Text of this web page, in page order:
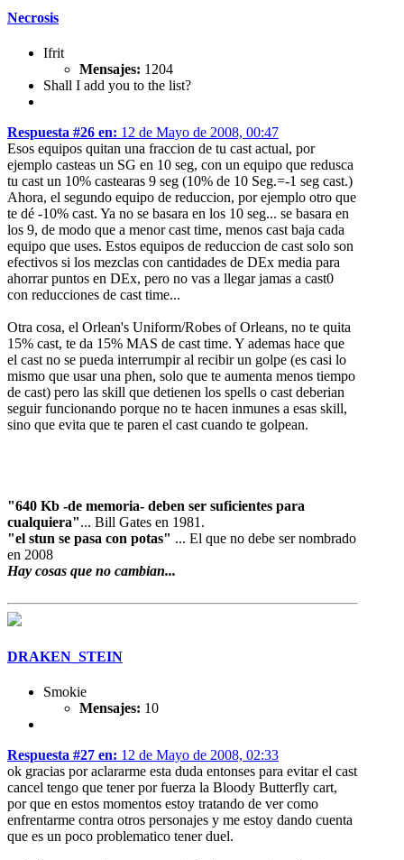
Necrosis
Ifrit
Mensajes: 1204
Shall I add you to the list?
Respuesta #26 en: 12 de Mayo de 2008, 00:47
Esos equipos quitan una fraccion de tu cast actual, por
ejemplo casteas un SG en 10 seg, con un equipo que redusca
tu cast un 10% castearas 9 seg (10% de 10 Seg.=-1 seg cast.)
Ahora, el segundo equipo de reduccion, por ejemplo otro que
te dé -10% cast. Ya no se basara en los 10 seg... se basara en
los 9, de modo que a menor cast time, menos cast baja cada
equipo que uses. Estos equipos de reduccion de cast solo son
efectivos si los mezclas con cantidades de DEx media para
ahorrar puntos en DEx, pero no vas a llegar jamas a cast0
con reducciones de cast time...
Otra cosa, el Orlean's Uniform/Robes of Orleans, no te quita
15% cast, te da 15% MAS de cast time. Y ademas hace que
el cast no se pueda interrumpir al recibir un golpe (es casi lo
mismo que usar una phen, solo que te aumenta menos tiempo
de cast) pero las skill que detienen los spells o cast deberian
seguir funcionando porque no te hacen inmunes a esas skill,
sino que evita que te paren el cast cuando te golpean.
"640 Kb -de memoria- deben ser suficientes para
cualquiera"... Bill Gates en 1981.
"el stun se pasa con potas" ... El que no debe ser nombrado
en 2008
Hay cosas que no cambian...
DRAKEN_STEIN
Smokie
Mensajes: 10
Respuesta #27 en: 12 de Mayo de 2008, 02:33
ok gracias por aclararme esta duda entonses para evitar el cast
cancel tengo que tener por fuerza la Bloody Butterfly cart,
por que en estos momentos estoy tratando de ver como
enfrentarme contra otros personajes y me estoy dando cuenta
que es un poco problematico tener duel.